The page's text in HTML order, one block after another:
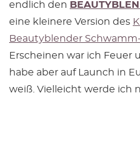
endlich den
eine kleinere Version des
Beautyblender
Erscheinen war ich Feuer
habe aber auf Launch in
weiß. Vielleicht werde ich